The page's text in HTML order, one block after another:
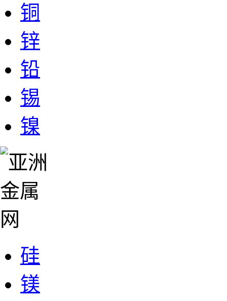
铜
锌
铅
锡
镍
硅
镁